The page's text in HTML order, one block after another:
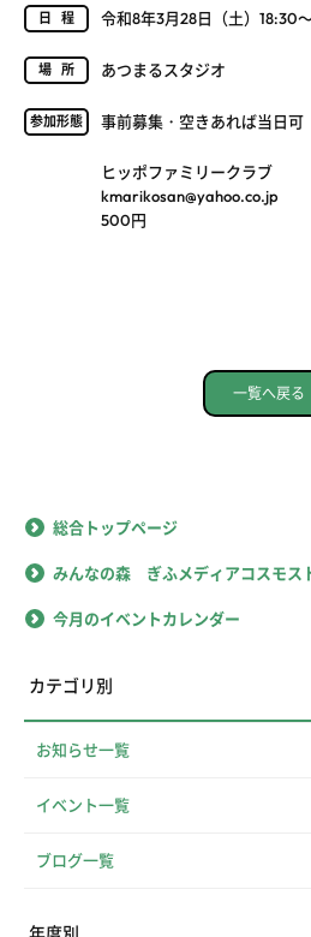
日程 令和8年3月28日（土）18:30
場所 あつまるスタジオ
参加形態 事前募集・空きあれば当日可
ヒッポファミリークラブ
kmarikosan@yahoo.co.jp
500円
一覧へ戻る
総合トップページ
みんなの森 ぎふメディアコスモス
今月のイベントカレンダー
カテゴリ別
お知らせ一覧
イベント一覧
ブログ一覧